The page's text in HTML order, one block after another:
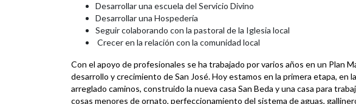
Desarrollar una escuela del Servicio Divino
Desarrollar una Hospedería
Seguir colaborando con la pastoral de la Iglesia local
Crecer en la relación con la comunidad local
Con el apoyo de profesionales se ha trabajado por varios años en un Plan
desarrollo y crecimiento de San José. Hoy estamos en la primera etapa, en
arreglado caminos, construido la nueva casa San Beda y una casa para
cosas menores de ornato, perfeccionamiento del sistema de aguas,